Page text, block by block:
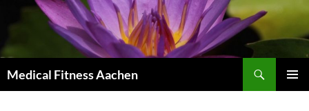
Inhalt
Medical Fitness Aachen